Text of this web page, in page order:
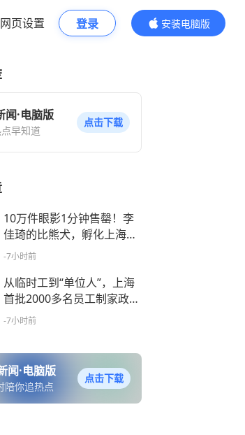
网页设置 登录
安装电脑版
内容更精彩
闻·电脑版
早知道
点击下载
10万件眼影1分钟售罄！李
佳琦的比熊犬，孵化上海新I
P，6年三招圈粉百万
-7小时前
从临时工到“单位人”，上海
首批2000多名员工制家政员
打破行业“盲盒”
-7小时前
闻·电脑版
陪你追热点
点击下载